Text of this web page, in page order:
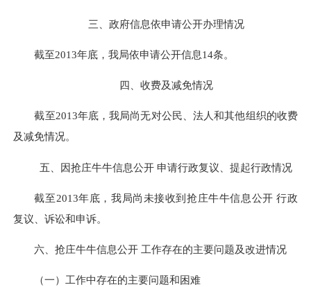
三、政府信息依申请公开办理情况
截至2013年底，我局依申请公开信息14条。
四、收费及减免情况
截至2013年底，我局尚无对公民、法人和其他组织的收费
及减免情况。
五、因抢庄牛牛信息公开 申请行政复议、提起行政情况
截至2013年底，我局尚未接收到抢庄牛牛信息公开 行政
复议、诉讼和申诉。
六、抢庄牛牛信息公开 工作存在的主要问题及改进情况
（一）工作中存在的主要问题和困难